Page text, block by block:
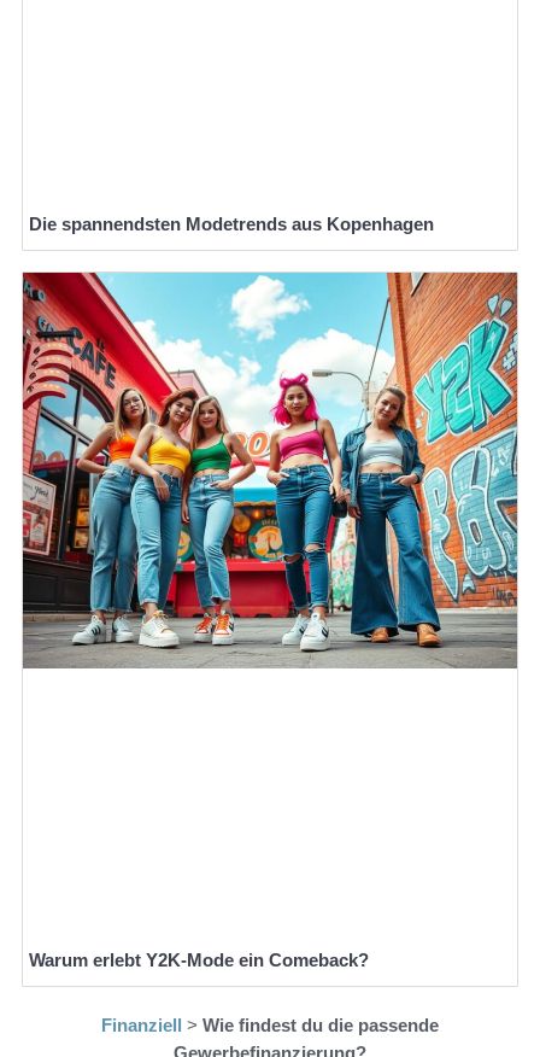
Die spannendsten Modetrends aus Kopenhagen
Warum erlebt Y2K-Mode ein Comeback?
Finanziell > Wie findest du die passende
Gewerbefinanzierung?